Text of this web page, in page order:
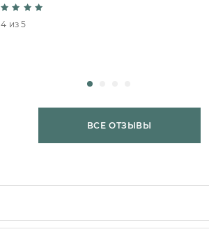
4 из 5
ВСЕ ОТЗЫВЫ